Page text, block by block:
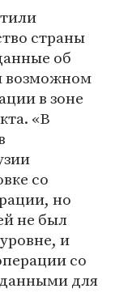
страны
об
возможном
в зоне
«В
со
но
не был
и
со
для